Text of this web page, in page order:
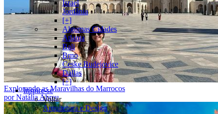
Israel
Jordânia
[+]
Algumas Cidades
Atlanta
Bali
Brno
Ceske Budejovice
Dallas
[+]
Inspire-se
Voltar
Arquitetura e Design
Explorando as Maravilhas do Marrocos
por Natália Abreu